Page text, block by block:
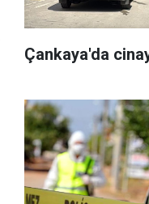
Çankaya'da